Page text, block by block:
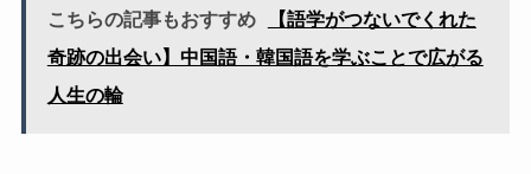
こちらの記事もおすすめ
【語学がつないでくれた
奇跡の出会い】中国語・韓国語を学ぶことで広がる
人生の輪